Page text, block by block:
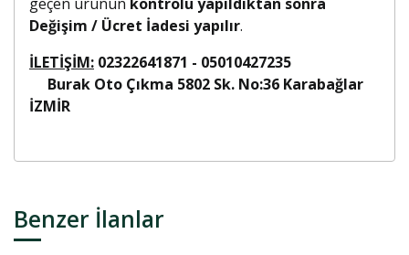
Değişim / Ücret İadesi yapılır.
İLETİŞİM: 02322641871 - 05010427235
Burak Oto Çıkma 5802 Sk. No:36 Karabağlar
İZMİR
Benzer İlanlar